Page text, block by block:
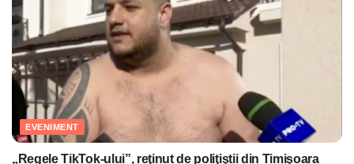
EVENIMENT
„Regele TikTok-ului”, reţinut de poliţiştii din Timişoara